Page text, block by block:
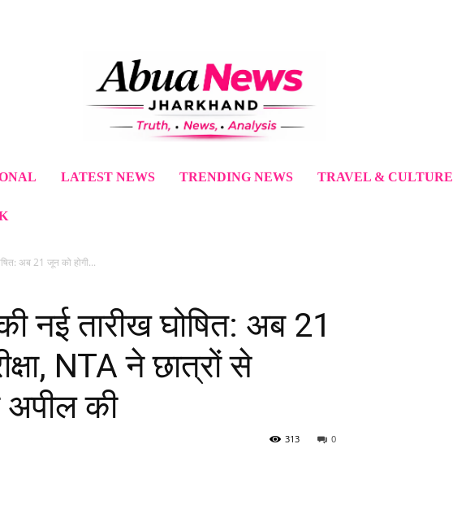
LATEST NEWS TRENDING NEWS TRAVEL & CULTURE
अब 21 जून को होगी...
नई तारीख घोषित: अब 21
NTA ने छात्रों से
की
0
313